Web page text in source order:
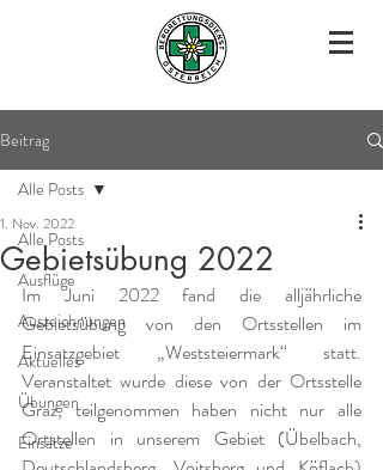
Beitrag
Alle Posts
Ausflüge
Auszeichnungen
Aktuelles
Übungen
Einsätze
Alle Posts
Gebietsübung 2022
1. Nov. 2022
Im Juni 2022 fand die alljährliche
Gebietsübung von den Ortsstellen im
Einsatzgebiet „Weststeiermark“ statt.
Veranstaltet wurde diese von der Ortsstelle
Graz, teilgenommen haben nicht nur alle
Ortstellen in unserem Gebiet (Übelbach,